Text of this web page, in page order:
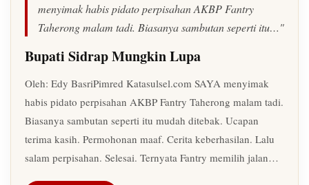
menyimak habis pidato perpisahan AKBP Fantry
Taherong malam tadi. Biasanya sambutan seperti itu…"
Bupati Sidrap Mungkin Lupa
Oleh: Edy BasriPimred Katasulsel.com SAYA menyimak
habis pidato perpisahan AKBP Fantry Taherong malam tadi.
Biasanya sambutan seperti itu mudah ditebak. Ucapan
terima kasih. Permohonan maaf. Cerita keberhasilan. Lalu
salam perpisahan. Selesai. Ternyata Fantry memilih jalan…